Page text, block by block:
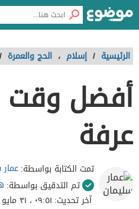
الرئيسية / إسلام ، الحج والعمرة /
أفضل
عرفة
تمت الكتابة بواسطة:
تم التدقيق بواسطة:
آخر تحديث: ٠٩:٥١ ، ٣١ مايو ٢٠٢٢